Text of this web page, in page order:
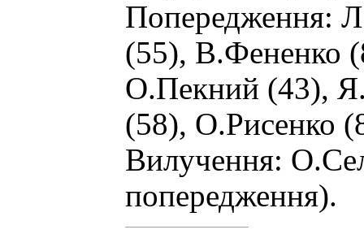
Попередження:
(55), В.Фененко
О.Пекний (43),
(58), О.Рисенко
Вилучення:
попередження).